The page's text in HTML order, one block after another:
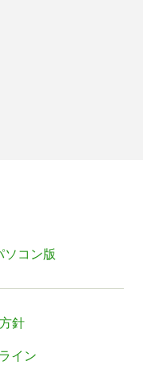
ソコン版
針
イン